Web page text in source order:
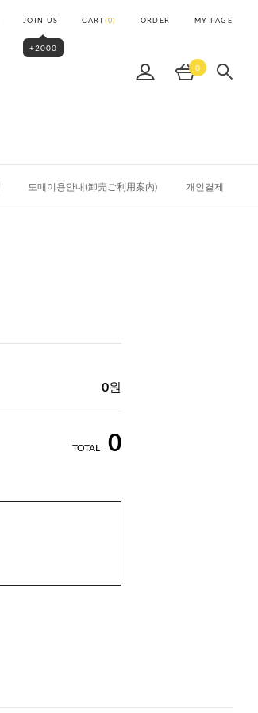
JOIN US
+2000
CART(0) ORDER MY PAGE
0
도매이용안내(卸売ご利用案内) 개인결제
0원
TOTAL 0